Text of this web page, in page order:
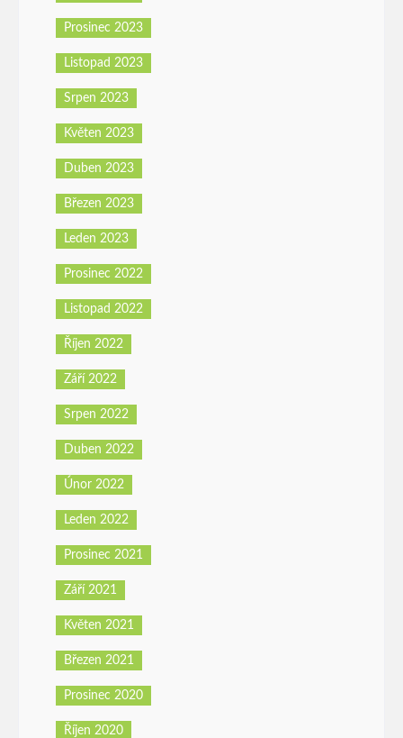
Prosinec 2023
Listopad 2023
Srpen 2023
Květen 2023
Duben 2023
Březen 2023
Leden 2023
Prosinec 2022
Listopad 2022
Říjen 2022
Září 2022
Srpen 2022
Duben 2022
Únor 2022
Leden 2022
Prosinec 2021
Září 2021
Květen 2021
Březen 2021
Prosinec 2020
Říjen 2020